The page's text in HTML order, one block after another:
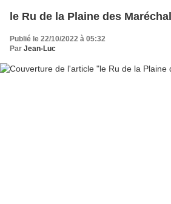
le Ru de la Plaine des Maréchal
Publié le 22/10/2022 à 05:32
Par Jean-Luc